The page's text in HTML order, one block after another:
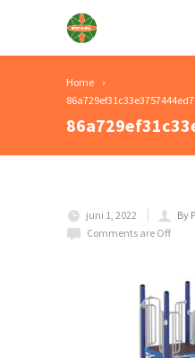
Home
juni 1, 2022
By
Comments are Off